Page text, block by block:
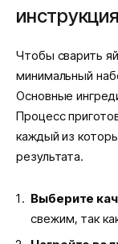
инструкция
Чтобы сварить
минимальный
Основные
Процесс
каждый из
результата.
Выберите
свежим, так